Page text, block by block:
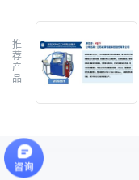
推
荐
产
品